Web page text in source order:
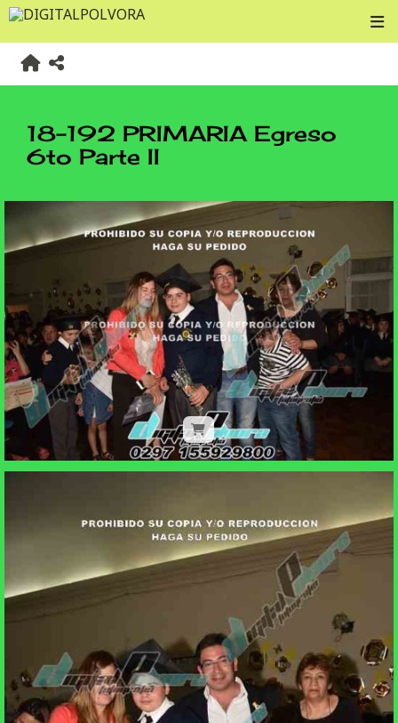
18-192 PRIMARIA Egreso
6to Parte II